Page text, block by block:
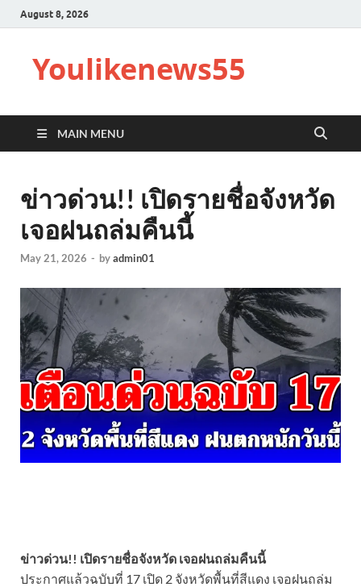
August 8, 2026
Youlikenews55
MAIN MENU
ข่าวด่วน!! เปิดรายชื่อจังหวัด
เจอฝนถล่มคืนนี้
May 21, 2026 - byadmin01
ข่าวด่วน!! เปิดรายชื่อจังหวัด เจอฝนถล่มคืนนี้
ประกาศแล้วฉบับที่ 17 เปิด 2 จังหวัดพื้นที่สีแดง เจอฝนถล่ม